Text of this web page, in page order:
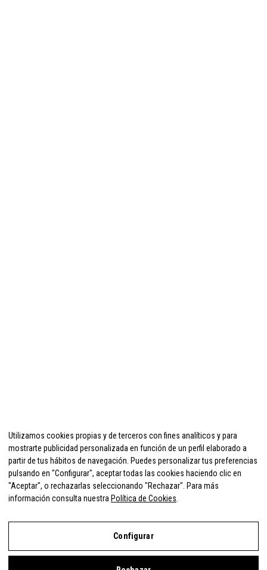
Utilizamos cookies propias y de terceros con fines analíticos y para
mostrarte publicidad personalizada en función de un perfil elaborado a
partir de tus hábitos de navegación. Puedes personalizar tus preferencias
pulsando en "Configurar", aceptar todas las cookies haciendo clic en
"Aceptar", o rechazarlas seleccionando "Rechazar". Para más
información consulta nuestra Política de Cookies
Configurar